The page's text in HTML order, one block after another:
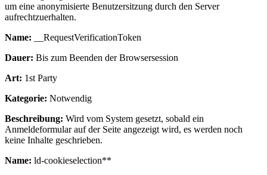
um eine anonymisierte Benutzersitzung durch den Server
aufrechtzuerhalten.
Name: __RequestVerificationToken
Dauer: Bis zum Beenden der Browsersession
Art: 1st Party
Kategorie: Notwendig
Beschreibung: Wird vom System gesetzt, sobald ein
Anmeldeformular auf der Seite angezeigt wird, es werden noch
keine Inhalte geschrieben.
Name: ld-cookieselection**